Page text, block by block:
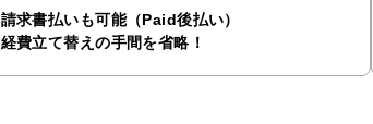
請求書払いも可能（Paid後払い）
経費立て替えの手間を省略！